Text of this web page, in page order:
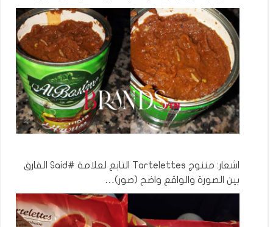
اشعار: مننوج Tartelettes التابع لعلامة #Said الفارق
بين الصورة والواقع واضح (صور)…